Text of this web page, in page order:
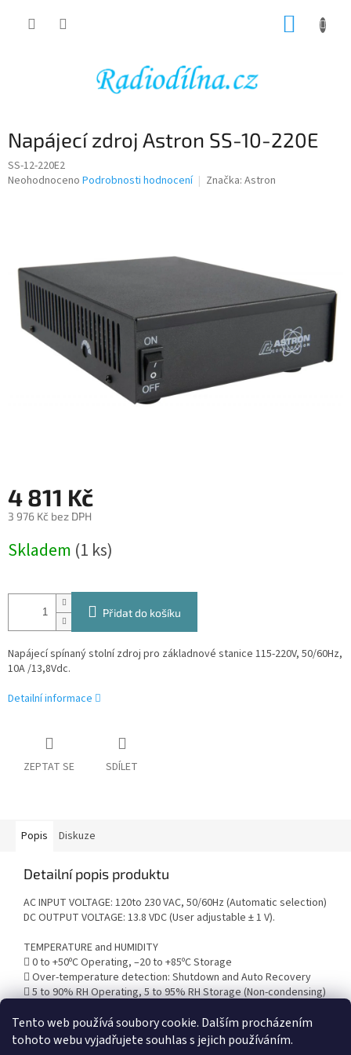
Tento web používá soubory cookie. Dalším procházením
tohoto webu vyjadřujete souhlas s jejich používáním.
Napájecí zdroj Astron SS-10-220E
SS-12-220E2
Průměrné
hvězdiček.
Neohodnoceno Podrobnosti hodnocení Značka: Astron
4 811 Kč
3 976 Kč bez DPH
cena:
Skladem (1 ks)
Přidat do košíku
Napájecí spínaný stolní zdroj pro základnové stanice 115-220V, 50/60Hz,
10A /13,8Vdc.
Detailní informace
ZEPTAT SE SDÍLET
Popis Diskuze
Detailní popis produktu
AC INPUT VOLTAGE: 120to 230 VAC, 50/60Hz (Automatic selection)
DC OUTPUT VOLTAGE: 13.8 VDC (User adjustable ± 1 V).
TEMPERATURE and HUMIDITY
 0 to +50ºC Operating, –20 to +85ºC Storage
 Over-temperature detection: Shutdown and Auto Recovery
 5 to 90% RH Operating, 5 to 95% RH Storage (Non-condensing)